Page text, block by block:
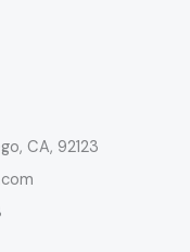
CA, 92123